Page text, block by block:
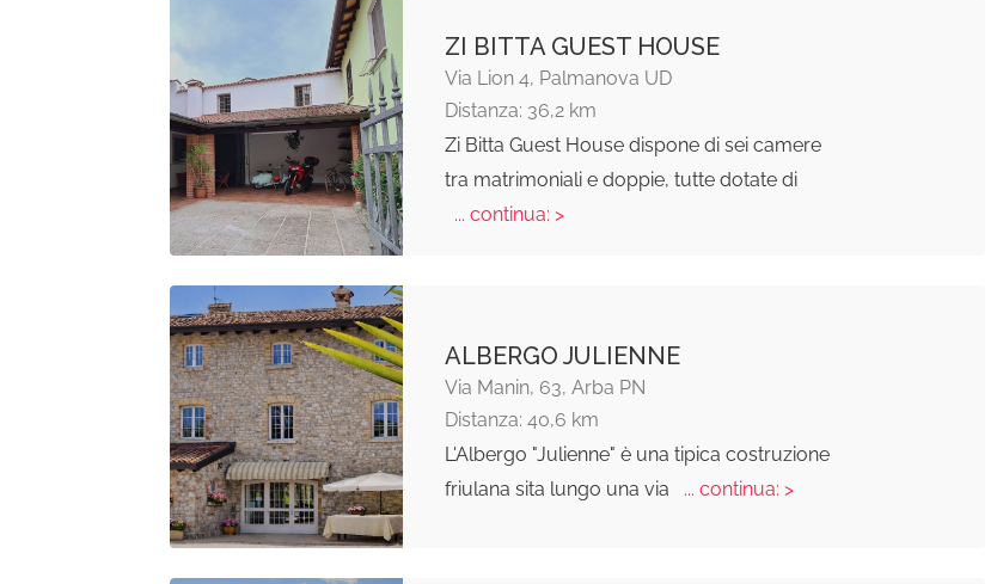
ZI BITTA GUEST HOUSE
Via Lion 4, Palmanova UD
Distanza: 36,2 km
Zi Bitta Guest House dispone di sei camere
tra matrimoniali e doppie, tutte dotate di
... continua: >
ALBERGO JULIENNE
Via Manin, 63, Arba PN
Distanza: 40,6 km
L'Albergo "Julienne" è una tipica costruzione
friulana sita lungo una via
... continua: >